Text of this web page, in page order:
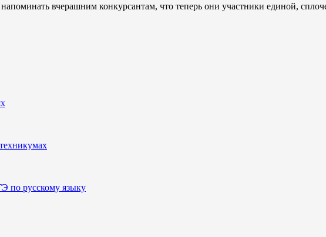
вчерашним конкурсантам, что теперь они участники единой,
по русскому языку